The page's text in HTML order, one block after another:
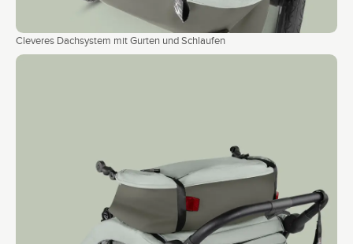
Cleveres Dachsystem mit Gurten und Schlaufen